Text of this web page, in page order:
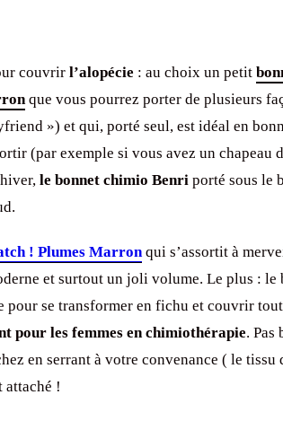
couvrir l’alopécie : au choix un petit
que vous pourrez porter de plusieurs
») et qui, porté seul, est idéal en
(par exemple si vous avez un chapeau
le bonnet chimio Benri porté sous le
! Plumes Marron qui s’assortit à
et surtout un joli volume. Le plus : le
pour se transformer en fichu et couvrir
pour les femmes en chimiothérapie. Pas
en serrant à votre convenance ( le tissu
attaché !